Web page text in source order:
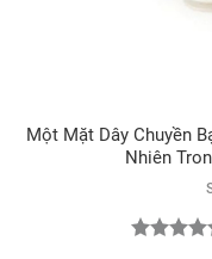
Một Mặt Dây Chuyền
Nhiên